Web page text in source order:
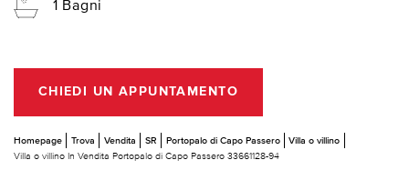
1 Bagni
CHIEDI UN APPUNTAMENTO
Homepage Trova Vendita SR Portopalo di Capo Passero
Villa o villino
Villa o villino In Vendita Portopalo di Capo Passero 33661128-94